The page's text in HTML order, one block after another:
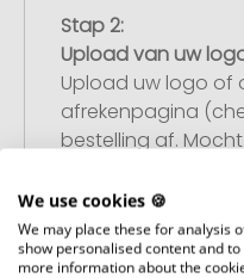
Stap 2:
Upload van uw
Upload uw logo of
afrekenpagina
bestelling af.
hebben, dan kunt u
We use cookies 🍪
We may place these for analysis
show personalised content and
more information about the